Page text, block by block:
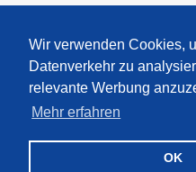
Wir verwenden Cookies,
Datenverkehr zu
relevante Werbung
Mehr erfahren
OK
↑ Zurück
Über uns·Kontakt·
© 2008-2026
für